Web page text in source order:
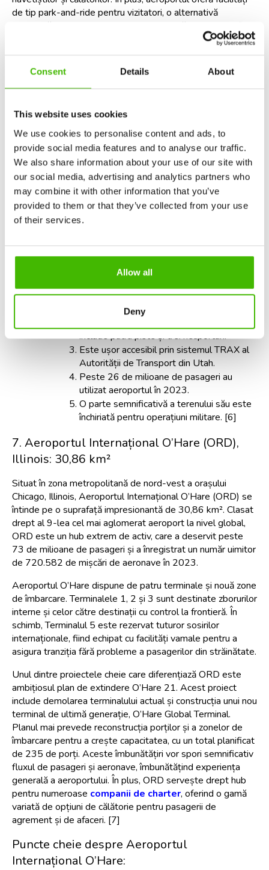
Consent Details About
This website uses cookies
We use cookies to personalise content and ads, to
provide social media features and to analyse our traffic.
We also share information about your use of our site with
our social media, advertising and analytics partners who
may combine it with other information that you’ve
provided to them or that they’ve collected from your use
of their services.
Allow all
Deny
de tip park-and-ride pentru vizitatori, o alternativă
accesibilă ca preț la parcarea aeroportuară, care poate fi
SLC a înregistrat totuși un trafic semnificativ. În 2023,
peste 26 de milioane de pasageri au trecut prin
experimentat o creștere considerabilă, care a necesitat
extinderi. Acest proces este în desfășurare încă din 2014.
Un aspect unic al SLC este utilizarea sa pentru scopuri
militare. Peste 500.000 m² (123,6 acri) din terenul
aeroportului sunt închiriați Guvernului SUA pentru
operațiuni militare. În mod specific, găzduiește baza Roland
R Wright Air National Guard. Acest dublu rol adaugă un alt
nivel de complexitate și semnificație operațiunilor
Puncte cheie despre Aeroportul
Internațional Salt Lake City:
Este situat la doar patru mile vest de Salt
include patru piste și trei heliporturi.
Este ușor accesibil prin sistemul TRAX al
Autorității de Transport din Utah.
Peste 26 de milioane de pasageri au
utilizat aeroportul în 2023.
O parte semnificativă a terenului său este
închiriată pentru operațiuni militare. [6]
7. Aeroportul Internațional O’Hare (ORD),
Illinois: 30,86 km²
Situat în zona metropolitană de nord-vest a orașului
Chicago, Illinois, Aeroportul Internațional O’Hare (ORD) se
întinde pe o suprafață impresionantă de 30,86 km². Clasat
drept al 9-lea cel mai aglomerat aeroport la nivel global,
ORD este un hub extrem de activ, care a deservit peste
73 de milioane de pasageri și a înregistrat un număr uimitor
de 720.582 de mișcări de aeronave în 2023.
Aeroportul O’Hare dispune de patru terminale și nouă zone
de îmbarcare. Terminalele 1, 2 și 3 sunt destinate zborurilor
interne și celor către destinații cu control la frontieră. În
schimb, Terminalul 5 este rezervat tuturor sosirilor
internaționale, fiind echipat cu facilități vamale pentru a
asigura tranziția fără probleme a pasagerilor din străinătate.
Unul dintre proiectele cheie care diferențiază ORD este
ambițiosul plan de extindere O’Hare 21. Acest proiect
include demolarea terminalului actual și construcția unui nou
terminal de ultimă generație, O’Hare Global Terminal.
Planul mai prevede reconstrucția porților și a zonelor de
îmbarcare pentru a crește capacitatea, cu un total planificat
de 235 de porți. Aceste îmbunătățiri vor spori semnificativ
fluxul de pasageri și aeronave, îmbunătățind experiența
generală a aeroportului. În plus, ORD servește drept hub
pentru numeroase companii de charter, oferind o gamă
variată de opțiuni de călătorie pentru pasagerii de
agrement și de afaceri. [7]
Puncte cheie despre Aeroportul
Internațional O’Hare: